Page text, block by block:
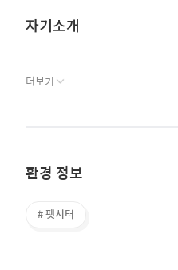
자기소개
더보기
환경 정보
# 펫시터